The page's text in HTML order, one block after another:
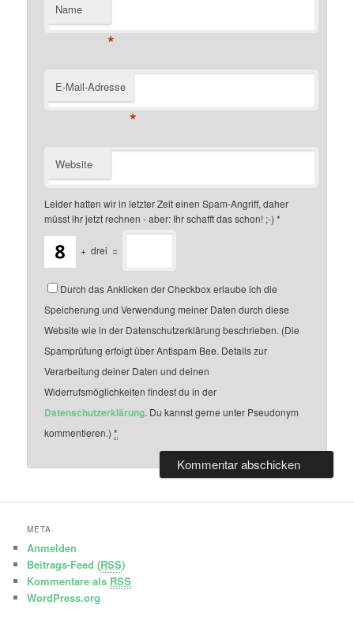
Name
*
E-Mail-Adresse
*
Website
Leider hatten wir in letzter Zeit einen Spam-Angriff, daher
müsst ihr jetzt rechnen - aber: Ihr schafft das schon! ;-) *
+ drei =
Durch das Anklicken der Checkbox erlaube ich die
Speicherung und Verwendung meiner Daten durch diese
Website wie in der Datenschutzerklärung beschrieben. (Die
Spamprüfung erfolgt über Antispam Bee. Details zur
Verarbeitung deiner Daten und deinen
Widerrufsmöglichkeiten findest du in der
Datenschutzerklärung. Du kannst gerne unter Pseudonym
kommentieren.)*
META
Anmelden
Beitrags-Feed (RSS)
Kommentare als RSS
WordPress.org